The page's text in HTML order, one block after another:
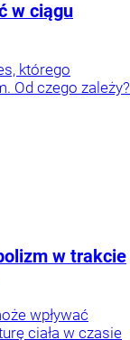
w ciągu
którego
Od czego zależy?
w trakcie
wpływać
ciała w czasie